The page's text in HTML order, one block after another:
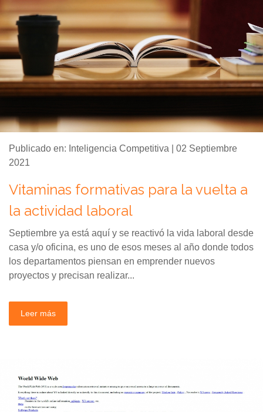
Publicado en: Inteligencia Competitiva | 02 Septiembre
2021
Vitaminas formativas para la vuelta a
la actividad laboral
Septiembre ya está aquí y se reactivó la vida laboral desde
casa y/o oficina, es uno de esos meses al año donde todos
los departamentos piensan en emprender nuevos
proyectos y precisan realizar...
Leer más